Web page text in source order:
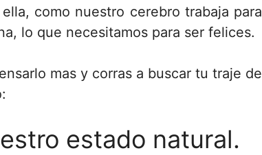
como nuestro cerebro trabaja para
lo que necesitamos para ser felices.
mas y corras a buscar tu traje de
estado natural.